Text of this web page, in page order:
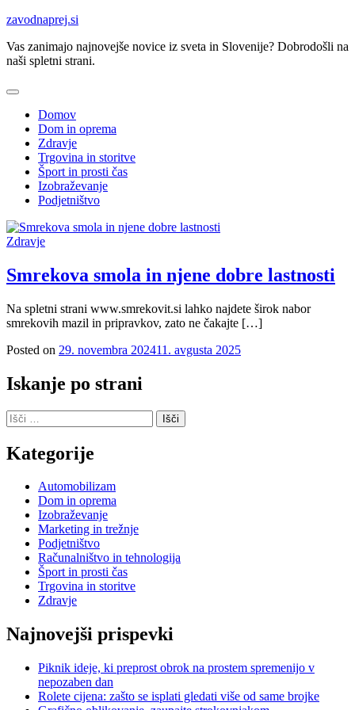
Skip
content
zavodnaprej.si
Vas zanimajo najnovejše novice iz sveta in Slovenije? Dobrodošli na
naši spletni strani.
Domov
Dom in oprema
Zdravje
Trgovina in storitve
Šport in prosti čas
Izobraževanje
Podjetništvo
Zdravje
Smrekova smola in njene dobre lastnosti
Na spletni strani www.smrekovit.si lahko najdete širok nabor
smrekovih mazil in pripravkov, zato ne čakajte […]
Posted on 29. novembra 202411. avgusta 2025
Iskanje po strani
Išči:
Kategorije
Automobilizam
Dom in oprema
Izobraževanje
Marketing in trežnje
Podjetništvo
Računalništvo in tehnologija
Šport in prosti čas
Trgovina in storitve
Zdravje
Najnovejši prispevki
Piknik ideje, ki preprost obrok na prostem spremenijo v
nepozaben dan
Rolete cijena: zašto se isplati gledati više od same brojke